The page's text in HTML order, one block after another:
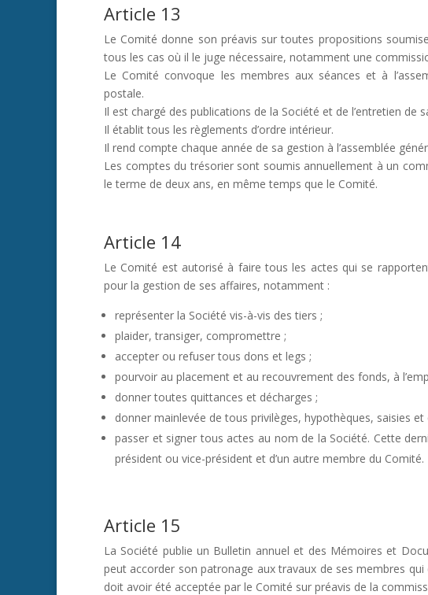
Article 13
Le Comité donne son préavis sur toutes propositions
tous les cas où il le juge nécessaire, notamment une
Le Comité convoque les membres aux séances et à
postale.
Il est chargé des publications de la Société et de l’entretien de
Il établit tous les règlements d’ordre intérieur.
Il rend compte chaque année de sa gestion à l’assemblée
Les comptes du trésorier sont soumis annuellement à un
le terme de deux ans, en même temps que le Comité.
Article 14
Le Comité est autorisé à faire tous les actes qui se
pour la gestion de ses affaires, notamment :
représenter la Société vis-à-vis des tiers ;
plaider, transiger, compromettre ;
accepter ou refuser tous dons et legs ;
pourvoir au placement et au recouvrement des fonds, à
donner toutes quittances et décharges ;
donner mainlevée de tous privilèges, hypothèques, saisies
passer et signer tous actes au nom de la Société. Cette
président ou vice-président et d’un autre membre du Comité.
Article 15
La Société publie un Bulletin annuel et des Mémoires et
peut accorder son patronage aux travaux de ses membres
doit avoir été acceptée par le Comité sur préavis de la